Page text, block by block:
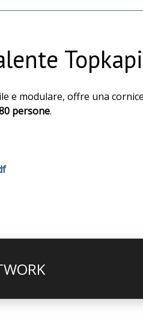
Topkapi
e modulare, offre una
persone.